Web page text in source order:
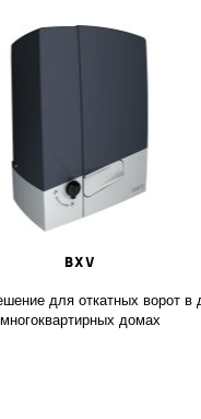
BXV
для откатных ворот в
многоквартирных домах